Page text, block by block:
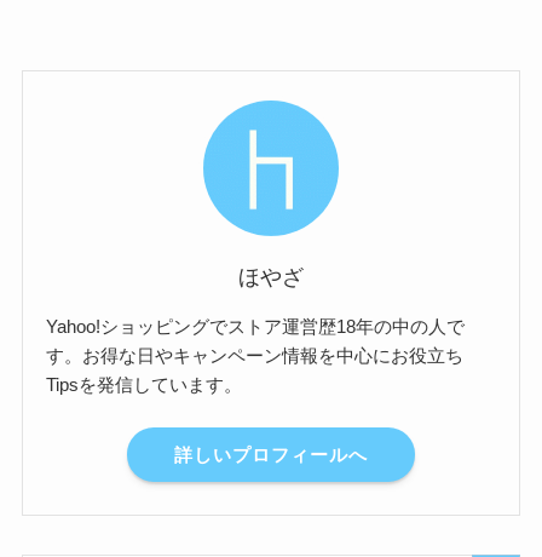
ほやざ
Yahoo!ショッピングでストア運営歴18年の中の人で
す。お得な日やキャンペーン情報を中心にお役立ち
Tipsを発信しています。
詳しいプロフィールへ